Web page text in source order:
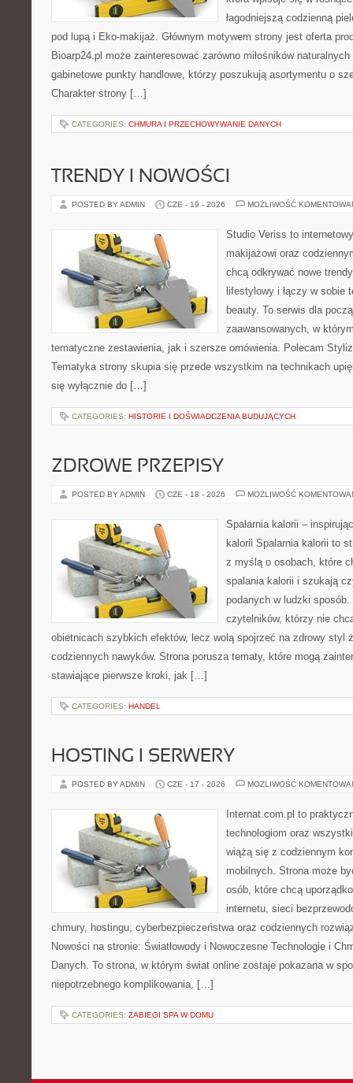
łagodniejszą codzienną
pod lupą i Eko-makijaż. Głównym motywem strony jest oferta
Bioarp24.pl może zainteresować zarówno miłośników
gabinetowe punkty handlowe, którzy poszukują asortymentu o
Charakter strony […]
CATEGORIES: CHMURA I PRZECHOWYWANIE DANYCH
TRENDY I NOWOŚCI
POSTED BY ADMIN CZE - 19 - 2026 MOŻLIWOŚĆ
Studio Veriss to
makijażowi oraz
chcą odkrywać nowe
lifestylowy i łączy w sobie
beauty. To serwis dla
zaawansowanych, w
tematyczne zestawienia, jak i szersze omówienia. Polecam
Tematyka strony skupia się przede wszystkim na technikach
się wyłącznie do […]
CATEGORIES: HISTORIE I DOŚWIADCZENIA BUDUJĄCYCH
ZDROWE PRZEPISY
POSTED BY ADMIN CZE - 18 - 2026 MOŻLIWOŚĆ
Spalarnia kalorii –
kalorii Spalarnia kalorii to
z myślą o osobach, które
spalania kalorii i szukają
podanych w ludzki sposób.
czytelników, którzy nie
obietnicach szybkich efektów, lecz wolą spojrzeć na zdrowy styl
codziennych nawyków. Strona porusza tematy, które mogą
stawiające pierwsze kroki, jak […]
CATEGORIES: HANDEL
HOSTING I SERWERY
POSTED BY ADMIN CZE - 17 - 2026 MOŻLIWOŚĆ
Internat.com.pl to
technologiom oraz
wiążą się z codziennym
mobilnych. Strona może
osób, które chcą
internetu, sieci
chmury, hostingu, cyberbezpieczeństwa oraz codziennych
Nowości na stronie: Światłowody i Nowoczesne Technologie i
Danych. To strona, w którym świat online zostaje pokazana w
niepotrzebnego komplikowania, […]
CATEGORIES: ZABIEGI SPA W DOMU